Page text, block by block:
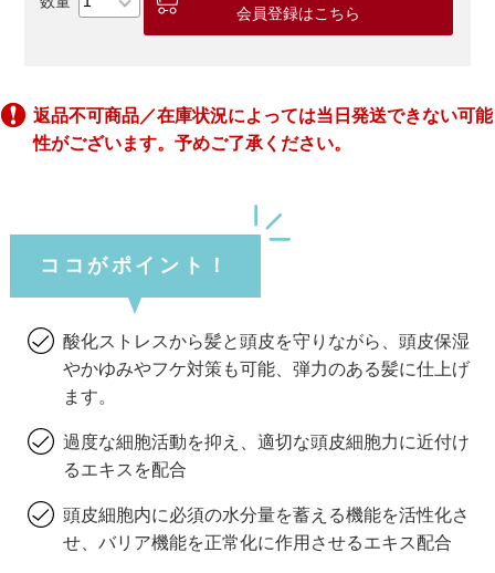
会員登録はこちら
返品不可商品／在庫状況によっては当日発送できない可能
性がございます。予めご了承ください。
ココがポイント！
酸化ストレスから髪と頭皮を守りながら、頭皮保湿
やかゆみやフケ対策も可能、弾力のある髪に仕上げ
ます。
過度な細胞活動を抑え、適切な頭皮細胞力に近付け
るエキスを配合
頭皮細胞内に必須の水分量を蓄える機能を活性化さ
せ、バリア機能を正常化に作用させるエキス配合